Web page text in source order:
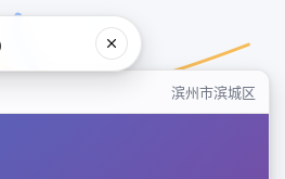
滨州市滨城区